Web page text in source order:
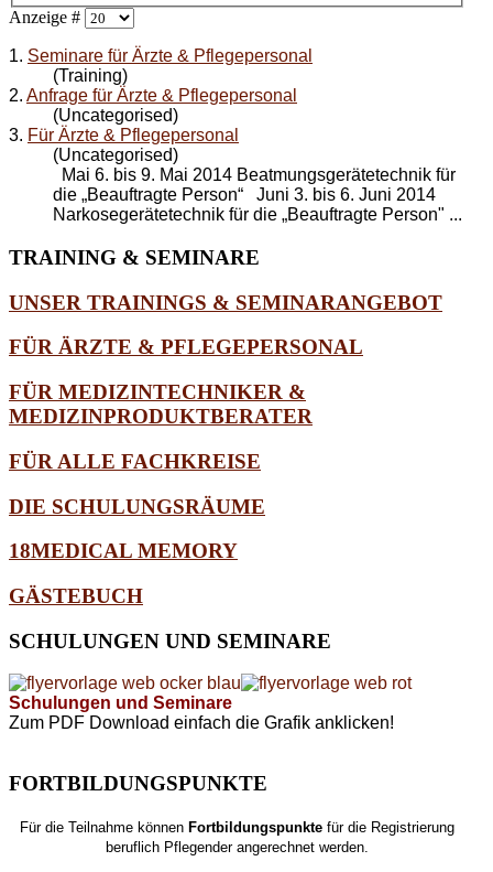
Anzeige #
1. Seminare für Ärzte & Pflegepersonal
(Training)
2. Anfrage für Ärzte & Pflegepersonal
(Uncategorised)
3. Für Ärzte & Pflegepersonal
(Uncategorised)
Mai 6. bis 9. Mai 2014 Beatmungsgerätetechnik für
die „Beauftragte Person“ Juni 3. bis 6. Juni 2014
Narkosegerätetechnik für die „Beauftragte Person" ...
TRAINING & SEMINARE
UNSER TRAININGS & SEMINARANGEBOT
FÜR ÄRZTE & PFLEGEPERSONAL
FÜR MEDIZINTECHNIKER &
MEDIZINPRODUKTBERATER
FÜR ALLE FACHKREISE
DIE SCHULUNGSRÄUME
18MEDICAL MEMORY
GÄSTEBUCH
SCHULUNGEN UND SEMINARE
Schulungen und Seminare
Zum PDF Download einfach die Grafik anklicken!
FORTBILDUNGSPUNKTE
Für die Teilnahme könnenFortbildungspunktefür die Registrierung
beruflich Pflegender angerechnet werden.